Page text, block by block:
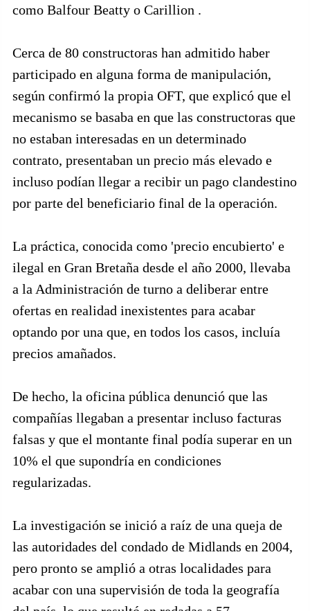
como Balfour Beatty o Carillion .
Cerca de 80 constructoras han admitido haber
participado en alguna forma de manipulación,
según confirmó la propia OFT, que explicó que el
mecanismo se basaba en que las constructoras que
no estaban interesadas en un determinado
contrato, presentaban un precio más elevado e
incluso podían llegar a recibir un pago clandestino
por parte del beneficiario final de la operación.
La práctica, conocida como 'precio encubierto' e
ilegal en Gran Bretaña desde el año 2000, llevaba
a la Administración de turno a deliberar entre
ofertas en realidad inexistentes para acabar
optando por una que, en todos los casos, incluía
precios amañados.
De hecho, la oficina pública denunció que las
compañías llegaban a presentar incluso facturas
falsas y que el montante final podía superar en un
10% el que supondría en condiciones
regularizadas.
La investigación se inició a raíz de una queja de
las autoridades del condado de Midlands en 2004,
pero pronto se amplió a otras localidades para
acabar con una supervisión de toda la geografía